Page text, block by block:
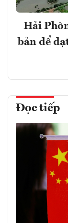
Hải
bản để
Đọc tiếp